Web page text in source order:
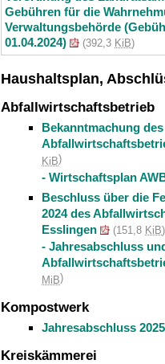
Gebühren für die
Verwaltungsbehörde
01.04.2024)
(392,3 KiB)
Haushaltsplan,
Abfallwirtschaftsbetrieb
Bekanntmachung
KiB)
- Wirtschaftsplan
Beschluss über die
2024 des
Esslingen
(151,8 KiB)
- Jahresabschluss
MiB)
Kompostwerk
Jahresabschluss 2025
Kreiskämmerei